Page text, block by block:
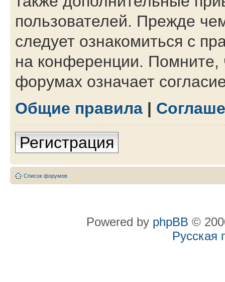
пользователей. Прежде
следует ознакомиться с
на конференции. Помните,
форумах означает
Общие правила |
Регистрация
Список форумов
Powered by phpBB ©
Русская